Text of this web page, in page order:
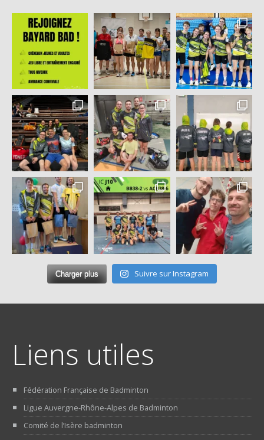
Charger plus Suivre sur Instagram
Liens utiles
Fédération Française de Badminton
Ligue Auvergne-Rhône-Alpes de Badminton
Comité de l’Isère badminton